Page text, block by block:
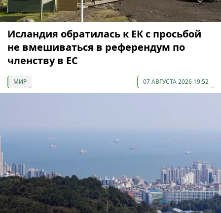
Исландия обратилась к ЕК с просьбой
не вмешиваться в референдум по
членству в ЕС
МИР 07 АВГУСТА 2026 19:52